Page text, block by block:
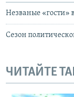
Незваные «гости»
Сезон
ЧИТАЙТЕ